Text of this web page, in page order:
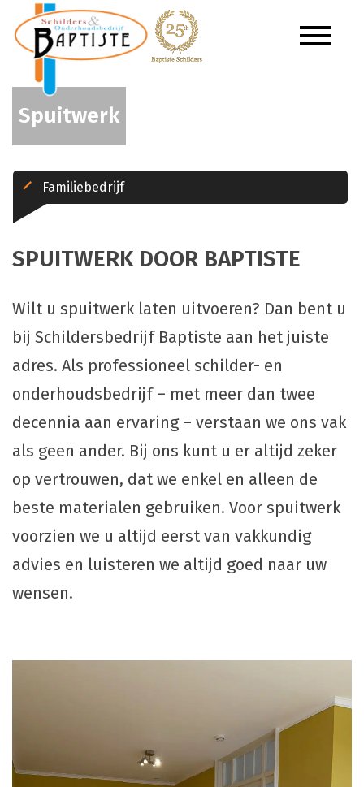
Spuitwerk
Familiebedrijf
SPUITWERK DOOR BAPTISTE
Wilt u spuitwerk laten uitvoeren? Dan bent u
bij Schildersbedrijf Baptiste aan het juiste
adres. Als professioneel schilder- en
onderhoudsbedrijf – met meer dan twee
decennia aan ervaring – verstaan we ons vak
als geen ander. Bij ons kunt u er altijd zeker
op vertrouwen, dat we enkel en alleen de
beste materialen gebruiken. Voor spuitwerk
voorzien we u altijd eerst van vakkundig
advies en luisteren we altijd goed naar uw
wensen.